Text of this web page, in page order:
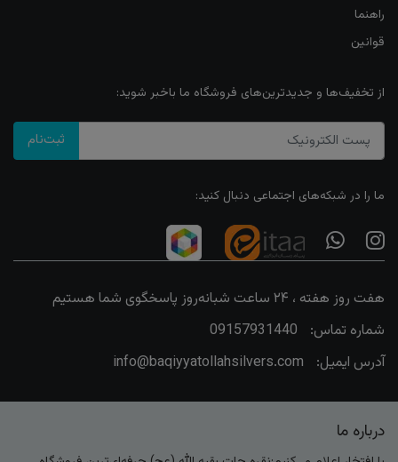
راهنما
قوانین
از تخفیف‌ها و جدیدترین‌های فروشگاه ما باخبر شوید:
ثبت‌نام
ما را در شبکه‌های اجتماعی دنبال کنید:
هفت روز هفته ، ۲۴ ساعت شبانه‌روز پاسخگوی شما هستیم
شماره تماس:
09157931440
آدرس ایمیل:
info@baqiyyatollahsilvers.com
درباره ما